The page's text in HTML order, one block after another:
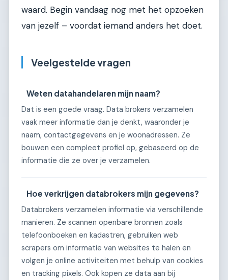
waard. Begin vandaag nog met het opzoeken
van jezelf – voordat iemand anders het doet.
Veelgestelde vragen
Weten datahandelaren mijn naam?
Dat is een goede vraag. Data brokers verzamelen
vaak meer informatie dan je denkt, waaronder je
naam, contactgegevens en je woonadressen. Ze
bouwen een compleet profiel op, gebaseerd op de
informatie die ze over je verzamelen.
Hoe verkrijgen databrokers mijn gegevens?
Databrokers verzamelen informatie via verschillende
manieren. Ze scannen openbare bronnen zoals
telefoonboeken en kadastren, gebruiken web
scrapers om informatie van websites te halen en
volgen je online activiteiten met behulp van cookies
en tracking pixels. Ook kopen ze data aan bij